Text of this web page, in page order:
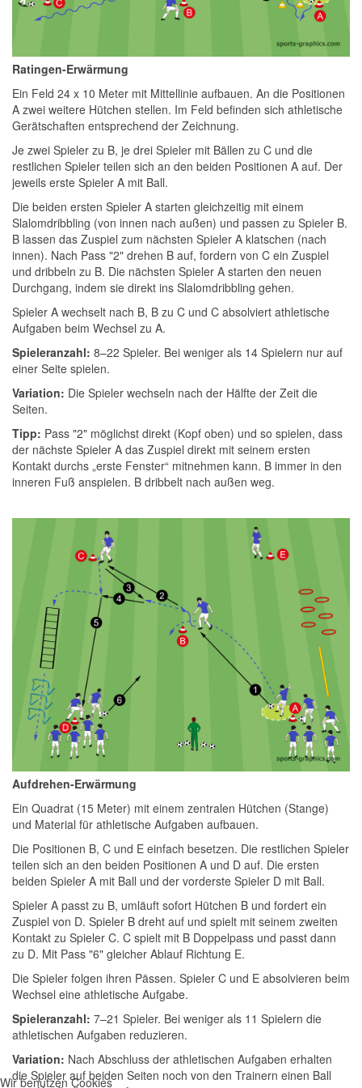
Ratingen-Erwärmung
Ein Feld 24 x 10 Meter mit Mittellinie aufbauen. An die Positionen
A zwei weitere Hütchen stellen. Im Feld befinden sich athletische
Gerätschaften entsprechend der Zeichnung.
Je zwei Spieler zu B, je drei Spieler mit Bällen zu C und die
restlichen Spieler teilen sich an den beiden Positionen A auf. Der
jeweils erste Spieler A mit Ball.
Die beiden ersten Spieler A starten gleichzeitig mit einem
Slalomdribbling (von innen nach außen) und passen zu Spieler B.
B lassen das Zuspiel zum nächsten Spieler A klatschen (nach
innen). Nach Pass "2" drehen B auf, fordern von C ein Zuspiel
und dribbeln zu B. Die nächsten Spieler A starten den neuen
Durchgang, indem sie direkt ins Slalomdribbling gehen.
Spieler A wechselt nach B, B zu C und C absolviert athletische
Aufgaben beim Wechsel zu A.
Spieleranzahl: 8–22 Spieler. Bei weniger als 14 Spielern nur auf
einer Seite spielen.
Variation: Die Spieler wechseln nach der Hälfte der Zeit die
Seiten.
Tipp: Pass "2" möglichst direkt (Kopf oben) und so spielen, dass
der nächste Spieler A das Zuspiel direkt mit seinem ersten
Kontakt durchs „erste Fenster“ mitnehmen kann. B immer in den
inneren Fuß anspielen. B dribbelt nach außen weg.
Aufdrehen-Erwärmung
Ein Quadrat (15 Meter) mit einem zentralen Hütchen (Stange)
und Material für athletische Aufgaben aufbauen.
Die Positionen B, C und E einfach besetzen. Die restlichen Spieler
teilen sich an den beiden Positionen A und D auf. Die ersten
beiden Spieler A mit Ball und der vorderste Spieler D mit Ball.
Spieler A passt zu B, umläuft sofort Hütchen B und fordert ein
Zuspiel von D. Spieler B dreht auf und spielt mit seinem zweiten
Kontakt zu Spieler C. C spielt mit B Doppelpass und passt dann
zu D. Mit Pass "6" gleicher Ablauf Richtung E.
Die Spieler folgen ihren Pässen. Spieler C und E absolvieren beim
Wechsel eine athletische Aufgabe.
Spieleranzahl: 7–21 Spieler. Bei weniger als 11 Spielern die
athletischen Aufgaben reduzieren.
Variation: Nach Abschluss der athletischen Aufgaben erhalten
die Spieler auf beiden Seiten noch von den Trainern einen Ball
Wir benutzen Cookies